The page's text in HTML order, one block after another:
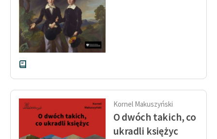
Kornel Makuszyński
O dwóch takich, co
ukradli księżyc